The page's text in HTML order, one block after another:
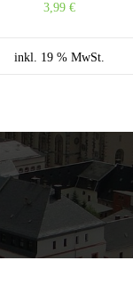
3,99 €
inkl. 19 % MwSt.